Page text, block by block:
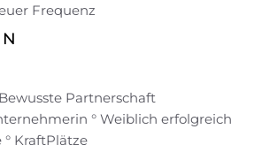
Frequenz
Partnerschaft
° Weiblich erfolgreich
KraftPlätze